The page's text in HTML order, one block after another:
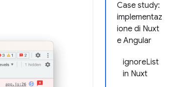
Case study:
implementaz
ione di Nuxt
e Angular
ignoreList
in Nuxt